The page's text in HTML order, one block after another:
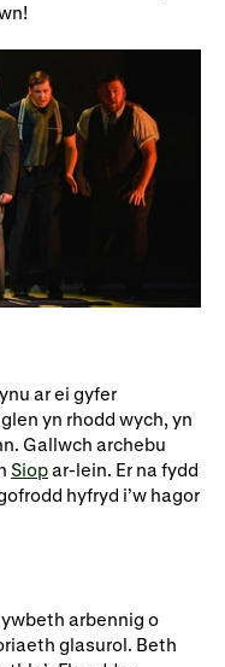
ar ei gyfer
yn rhodd wych, yn
Gallwch archebu
Siopar-lein. Er na fydd
hyfryd i’w hagor
arbennig o
glasurol. Beth